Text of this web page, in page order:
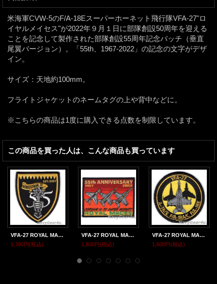
米海軍CVW-5のF/A-18Eスーパーホーネット飛行隊VFA-27"ロ
イヤルメイセス"が2022年９月１日に部隊創設50周年を迎える
ことを記念して製作された部隊創設55周年記念パッチ（垂直
尾翼バージョン）。「55th、1967-2022」の記念の文字がデザ
イン。
サイズ：天地約100mm。
フライトジャケットのネームタグの上や背中などに。
※こちらの商品は1度に購入できる点数を制限しています。
この商品を買った人は、こんな商品も買っています
VFA-27 ROYAL MACES部隊創設55周年記念部隊パッチ（ベルクロ有無）
1,700円(税込)
VFA-27 ROYAL MACES部隊創設55周年記念パッチ
1,800円(税込)
VFA-27 ROYAL MACES部隊創設55周年記念ショルダーバレットパッチ（ベルクロ有無）
1,600円(税込)